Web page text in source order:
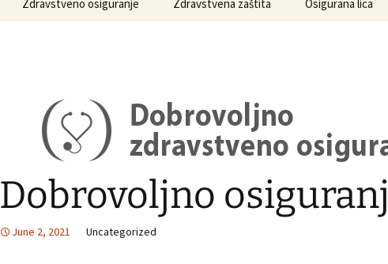
Zdravstveno osiguranje
Ino osiguranje
Prijava na zdravstveno
osiguranje
Zdravstvena zaštita Osigurana lica
Dobrovoljno
June 2, 2021 Uncategorized